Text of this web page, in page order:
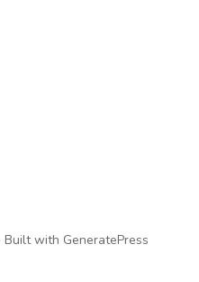
Built with GeneratePress